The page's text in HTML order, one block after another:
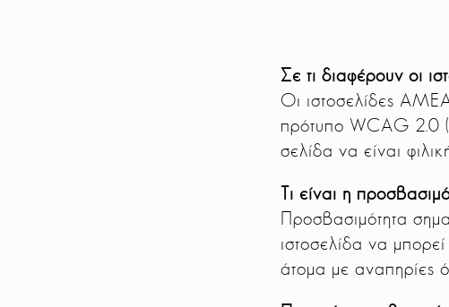
Σε τι διαφέρουν οι
Οι ιστοσελίδες
πρότυπο WCAG 2.0
σελίδα να είναι
Τι είναι η
Προσβασιμότητα
ιστοσελίδα να
άτομα με αναπηρίες